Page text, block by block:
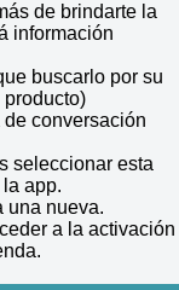
de brindarte la
información
buscarlo por su
conversación
seleccionar esta
app.
una nueva.
a la activación